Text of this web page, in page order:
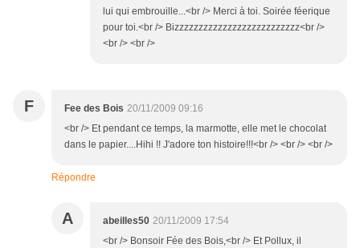
lui qui embrouille...<br /> Merci à toi. Soirée féerique
pour toi.<br /> Bizzzzzzzzzzzzzzzzzzzzzzzzzz<br />
<br /> <br />
F Fee des Bois 20/11/2009 09:16
<br /> Et pendant ce temps, la marmotte, elle met le chocolat
dans le papier....Hihi !! J'adore ton histoire!!!<br /> <br /> <br />
Répondre
A abeilles50 20/11/2009 17:54
<br /> Bonsoir Fée des Bois,<br /> Et Pollux, il